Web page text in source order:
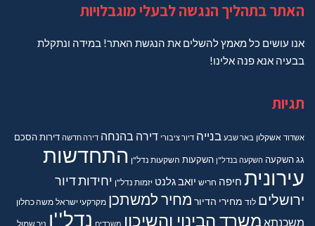
האתר בתהליך הנגשה לבעלי מוגבלויות
אנו עושים כל מאמץ להשלים את הנגשת האתר! במידה ונתקלת
בבעיה אנא פנה אלינו!
תגיות
אשדוד אשקלון באר שבע בנייה דיור ציבורי דירה בהנחה דירה חדשה דירותהסכם
גגהשקעה השקעה בנדל"ן השקעות השקעות נדל"ן התחדשות
עירונית חיפה חריש יואב גלנט יזמות נדל"ן יחידות דיור
ירושלים לוד מחירי הדיור מחיר למשתכן מקרקעי ישראל משה כחלון
משכנתא משרד הבינוי והשיכון משרדים נדל''ן ניר שמול